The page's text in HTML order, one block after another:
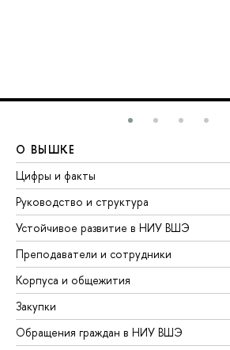
О ВЫШКЕ
Цифры и факты
Руководство и структура
Устойчивое развитие в НИУ ВШЭ
Преподаватели и сотрудники
Корпуса и общежития
Закупки
Обращения граждан в НИУ ВШЭ